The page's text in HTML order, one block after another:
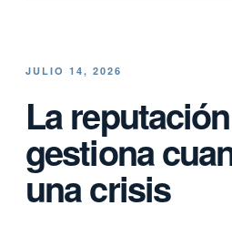
JULIO 14, 2026
La
gestiona
una crisis